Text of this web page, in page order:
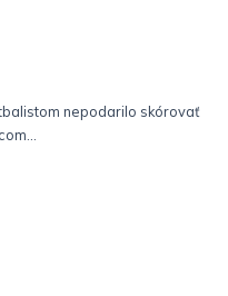
nepodarilo skórovať